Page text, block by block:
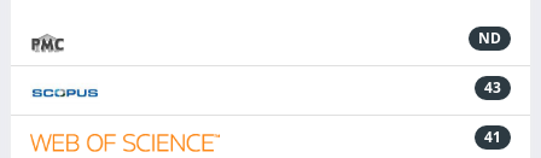
ND
43
41